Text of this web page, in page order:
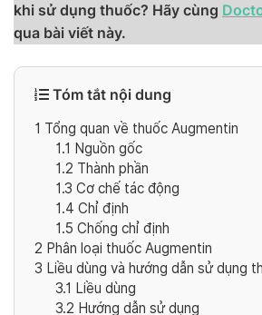
khi sử dụng thuốc? Hãy cùng
qua bài viết này.
Tóm tắt nội dung
1 Tổng quan về thuốc Augmentin
1.1 Nguồn gốc
1.2 Thành phần
1.3 Cơ chế tác động
1.4 Chỉ định
1.5 Chống chỉ định
2 Phân loại thuốc Augmentin
3 Liều dùng và hướng dẫn sử dụng
3.1 Liều dùng
3.2 Hướng dẫn sử dụng